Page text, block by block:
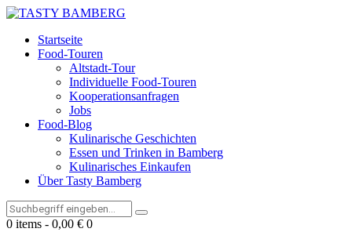
Startseite
Food-Touren
Altstadt-Tour
Individuelle Food-Touren
Kooperationsanfragen
Jobs
Food-Blog
Kulinarische Geschichten
Essen und Trinken in Bamberg
Kulinarisches Einkaufen
Über Tasty Bamberg
0 items - 0,00 € 0